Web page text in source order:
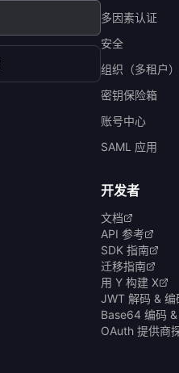
多因素认证
安全
组织（多租户）
密钥保险箱
账号中心
SAML 应用
开发者
文档
API 参考
SDK 指南
迁移指南
用 Y 构建 X
JWT 解码 & 编
Base64 编码
OAuth 提供商